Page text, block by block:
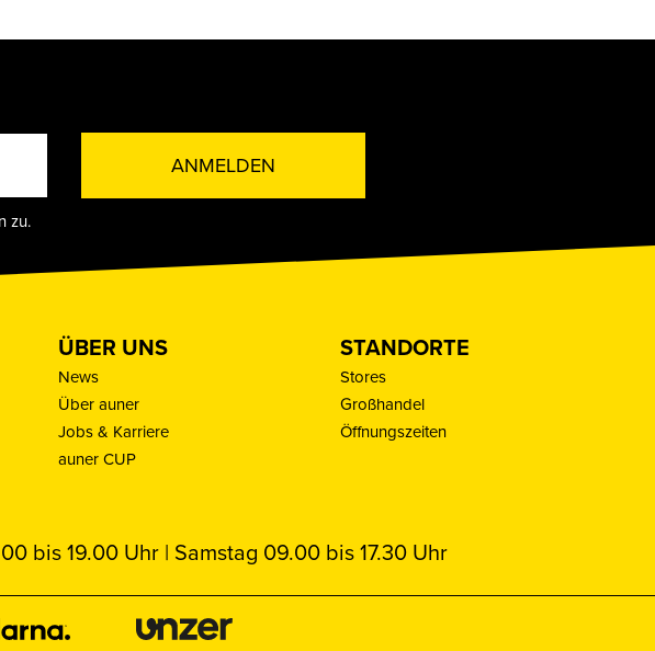
zu.
ANMELDEN
ÜBER UNS
News
Über auner
Jobs & Karriere
auner CUP
STANDORTE
Stores
Großhandel
Öffnungszeiten
bis 19.00 Uhr | Samstag 09.00 bis 17.30 Uhr